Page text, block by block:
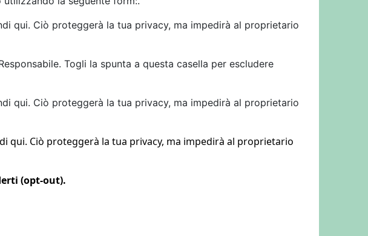
qui. Ciò proteggerà la tua privacy, ma impedirà al proprietario
Togli la spunta a questa casella per escludere
qui. Ciò proteggerà la tua privacy, ma impedirà al proprietario
qui. Ciò proteggerà la tua privacy, ma impedirà al proprietario
(opt-out).